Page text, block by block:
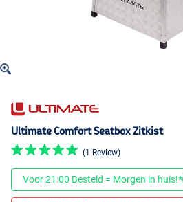
Ultimate Comfort Seatbox Zitkist
(1 Review)
Voor 21:00 Besteld = Morgen in huis!*